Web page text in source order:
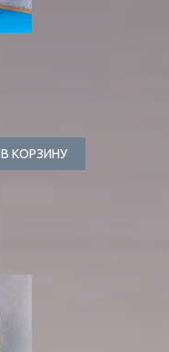
В КОРЗИНУ